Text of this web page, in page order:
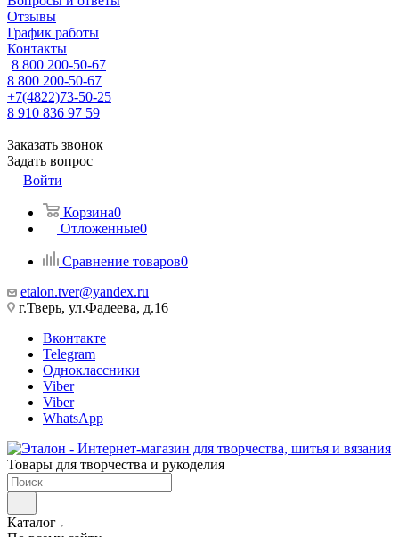
Отзывы
График работы
Контакты
8 800 200-50-67
8 800 200-50-67
+7(4822)73-50-25
8 910 836 97 59
Заказать звонок
Задать вопрос
Войти
Корзина0
Отложенные0
Сравнение товаров0
etalon.tver@yandex.ru
г.Тверь, ул.Фадеева, д.16
Вконтакте
Telegram
Одноклассники
Viber
Viber
WhatsApp
Товары для творчества и рукоделия
Каталог